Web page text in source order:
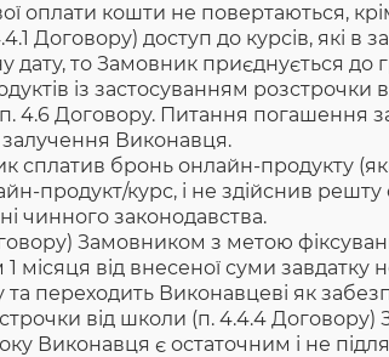
оплати кошти не повертаються,
Договору) доступ до курсів, які в
дату, то Замовник приєднується
із застосуванням
п. 4.6 Договору. Питання
залучення Виконавця.
сплатив бронь онлайн-продукту
продукт/курс, і не здійснив
чинного законодавства.
Замовником з метою
місяця від внесеної суми завдатку
переходить Виконавцеві як
від школи (п. 4.4.4 Договору)
Виконавця є остаточним і не